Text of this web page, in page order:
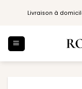
Livraison à